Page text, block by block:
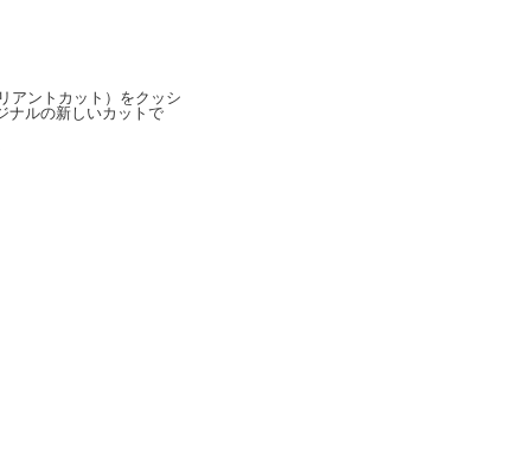
アントカット）をクッシ
ナルの新しいカットで